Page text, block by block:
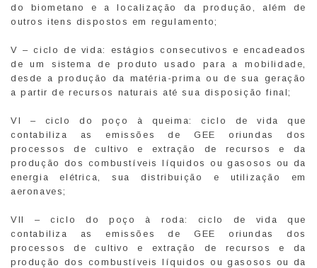
do biometano e a localização da produção, além de
outros itens dispostos em regulamento;
V – ciclo de vida: estágios consecutivos e encadeados
de um sistema de produto usado para a mobilidade,
desde a produção da matéria-prima ou de sua geração
a partir de recursos naturais até sua disposição final;
VI – ciclo do poço à queima: ciclo de vida que
contabiliza as emissões de GEE oriundas dos
processos de cultivo e extração de recursos e da
produção dos combustíveis líquidos ou gasosos ou da
energia elétrica, sua distribuição e utilização em
aeronaves;
VII – ciclo do poço à roda: ciclo de vida que
contabiliza as emissões de GEE oriundas dos
processos de cultivo e extração de recursos e da
produção dos combustíveis líquidos ou gasosos ou da